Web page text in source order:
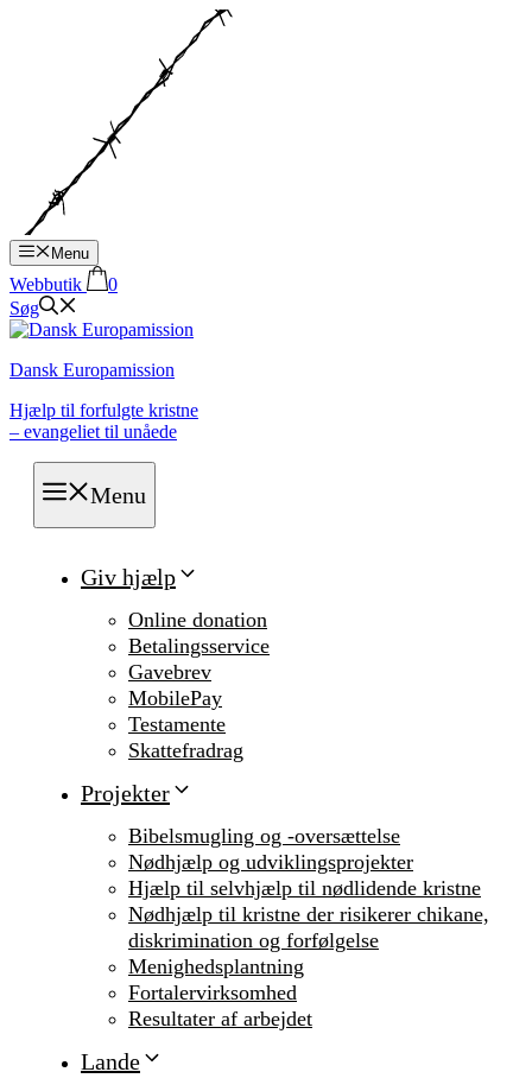
Menu
Webbutik
0
Søg
Dansk Europamission
Hjælp til forfulgte kristne
– evangeliet til unåede
Menu
Giv hjælp
Online donation
Betalingsservice
Gavebrev
MobilePay
Testamente
Skattefradrag
Projekter
Bibelsmugling og -oversættelse
Nødhjælp og udviklingsprojekter
Hjælp til selvhjælp til nødlidende kristne
Nødhjælp til kristne der risikerer chikane,
diskrimination og forfølgelse
Menighedsplantning
Fortalervirksomhed
Resultater af arbejdet
Lande